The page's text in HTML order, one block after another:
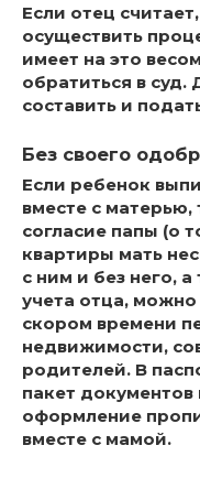
Если отец
осуществить
имеет на это
обратиться в суд.
составить и
Без своего
Если ребенок
вместе с матерью,
согласие папы (о
квартиры мать
с ним и без него,
учета отца,
скором времени
недвижимости,
родителей. В
пакет документов
оформление
вместе с мамой.